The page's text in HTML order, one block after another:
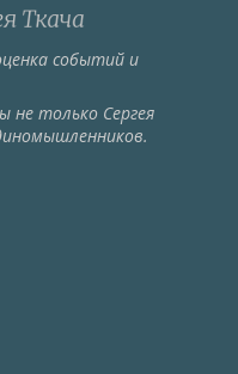
событий и
только Сергея